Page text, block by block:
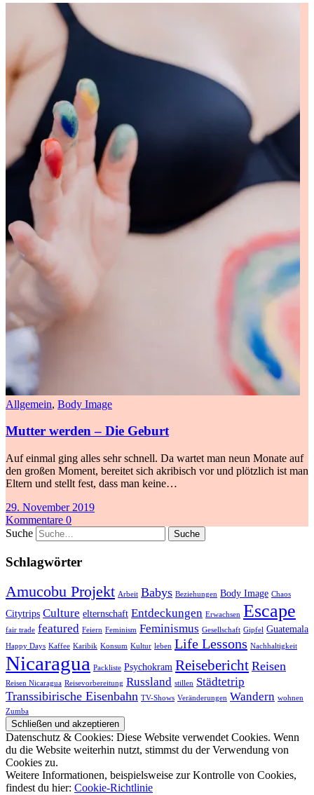
Allgemein, Body Image
Mutter werden – Die Geburt
Auf einmal ging alles sehr schnell. Da wartet man neun Monate auf
den großen Moment, bereitet sich akribisch vor und plötzlich ist man
Eltern und stellt fest, dass man keine…
29. November 2019
Kommentare 0
Suche
Schlagwörter
Amucobu Projekt Arbeit Babys Beziehungen Body Image Chaos
Citytrips Culture elternschaft Entdeckungen Erwachsen Escape
fair trade featured Feiern Feminism Feminismus Gesellschaft Gipfel Guatemala
Happy Days Kaffee Karibik Konsum Kultur leben Life Lessons Nachhaltigkeit
Nicaragua Packliste Psychokram Reisebericht Reisen
Reisen Nicaragua Reisevorbereitung Russland stillen Städtetrip
Transsibirische Eisenbahn TV-Shows Veränderungen Wandern wohnen
Zumba
Datenschutz & Cookies: Diese Website verwendet Cookies. Wenn
du die Website weiterhin nutzt, stimmst du der Verwendung von
Cookies zu.
Weitere Informationen, beispielsweise zur Kontrolle von Cookies,
findest du hier: Cookie-Richtlinie